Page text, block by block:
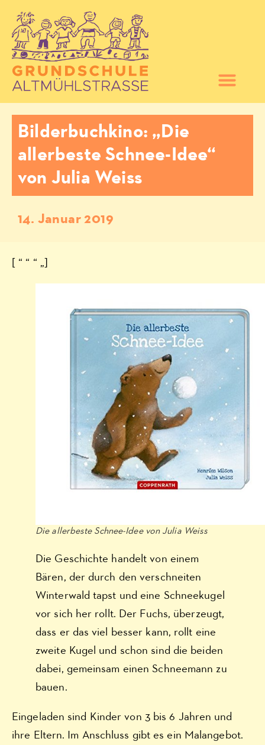
Bilderbuchkino: „Die
allerbeste Schnee-Idee“
von Julia Weiss
14. Januar 2019
[ “ “ “ „]
Die allerbeste Schnee-Idee von Julia Weiss
Die Geschichte handelt von einem
Bären, der durch den verschneiten
Winterwald tapst und eine Schneekugel
vor sich her rollt. Der Fuchs, überzeugt,
dass er das viel besser kann, rollt eine
zweite Kugel und schon sind die beiden
dabei, gemeinsam einen Schneemann zu
bauen.
Eingeladen sind Kinder von 3 bis 6 Jahren und
ihre Eltern. Im Anschluss gibt es ein Malangebot.